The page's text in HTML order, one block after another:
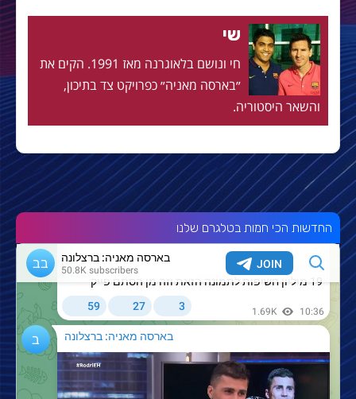
שי
חי ונושם בלאוגרנה מאז 1991. הקים את
״בארסה מאניה״ כפרויקט צד בתיכון,
והשאר היסטוריה.
החדשות הכי חמות בטלגרם שלנו